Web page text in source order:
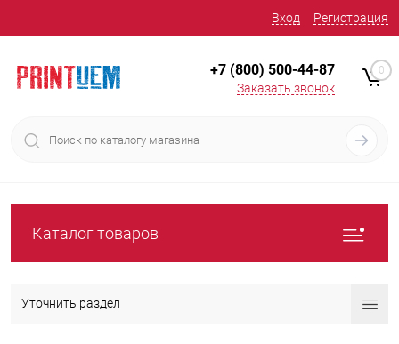
Вход Регистрация
+7 (800) 500-44-87
Заказать звонок
0
Каталог товаров
Уточнить раздел